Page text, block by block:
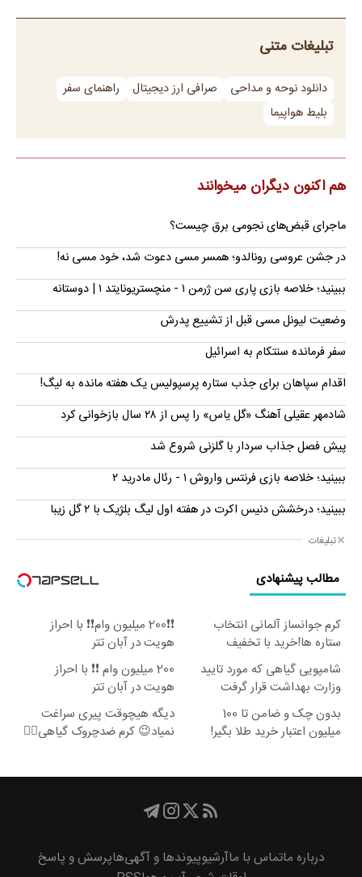
تبلیغات متنی
دانلود نوحه و مداحی صرافی ارز دیجیتال
راهنمای سفر
بلیط هواپیما
هم اکنون دیگران میخوانند
ماجرای قبض‌های نجومی برق چیست؟
در جشن عروسی رونالدو؛ همسر مسی دعوت شد، خود مسی نه!
ببینید؛ خلاصه بازی پاری سن ژرمن ۱ - منچستریونایتد ۱ | دوستانه
وضعیت لیونل مسی قبل از تشییع پدرش
سفر فرمانده سنتکام به اسرائیل
اقدام سپاهان برای جذب ستاره پرسپولیس یک هفته مانده به لیگ!
شادمهر عقیلی آهنگ «گل یاس» را پس از ۲۸ سال بازخوانی کرد
پیش فصل جذاب سردار با گلزنی شروع شد
ببینید؛ خلاصه بازی فرنتس واروش ۱ - رئال مادرید ۲
ببینید؛ درخشش دنیس اکرت در هفته اول لیگ بلژیک با ۲ گل زیبا
تبلیغات
مطالب پیشنهادی
کرم جوانساز آلمانی انتخاب
ستاره ها!خرید با تخفیف
❗❗200 میلیون وام❗❗ با احراز
هویت در آبان تتر
شامپویی گیاهی که مورد تایید
وزارت بهداشت قرار گرفت
200 میلیون وام ❗❗ با احراز
هویت در آبان تتر
بدون چک و ضامن تا 100
میلیون اعتبار خرید طلا بگیر!
دیگه هیچوقت پیری سراغت
نمیاد😉 کرم ضدچروک گیاهی👈🏻
درباره ماتماس با ماآرشیوپیوند‌ها و آگهی‌هاپرسش و پاسخ